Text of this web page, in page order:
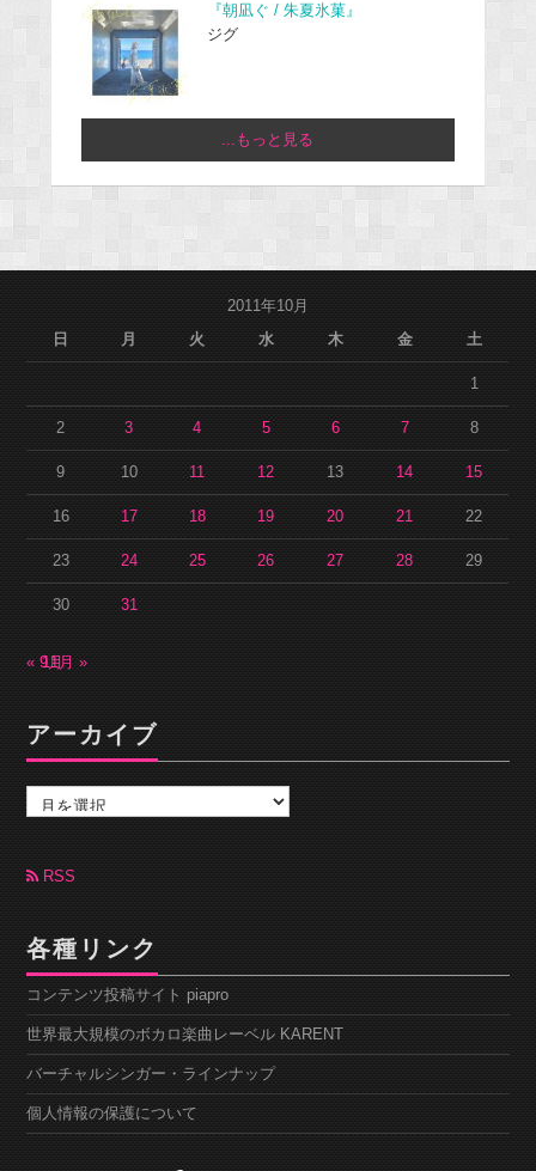
『朝凪ぐ / 朱夏氷菓』
ジグ
...もっと見る
2011年10月
日
月 火 水 木 金 土
1
2 3 4 5 6 7 8
9 10 11 12 13 14 15
16 17 18 19 20 21 22
23 24 25 26 27 28 29
30 31
« 9月
11月 »
アーカイブ
カ
ブ RSS
各種リンク
コンテンツ投稿サイト piapro
世界最大規模のボカロ楽曲レーベル KARENT
バーチャルシンガー・ラインナップ
個人情報の保護について